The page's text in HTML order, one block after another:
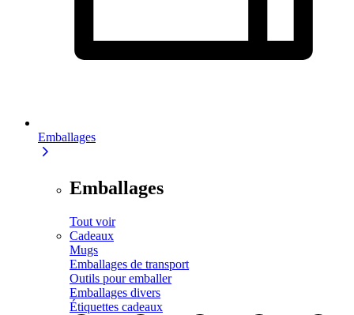
Emballages
Emballages
Tout voir
Cadeaux
Mugs
Emballages de transport
Outils pour emballer
Emballages divers
Étiquettes cadeaux